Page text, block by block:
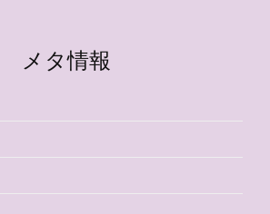
メタ情報